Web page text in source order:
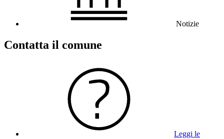
Notizie
Contatta il comune
Leggi le